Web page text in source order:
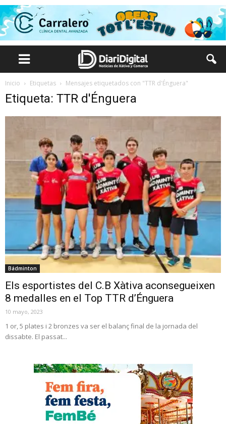
Inicio Etiquetas Mensajes etiquetados con "TTR d'Énguera"
Etiqueta: TTR d'Énguera
Bádminton
Els esportistes del C.B Xàtiva aconsegueixen
8 medalles en el Top TTR d’Énguera
10 mayo, 2023
1 or, 5 plates i 2 bronzes va ser el balanç final de la jornada del
dissabte. El passat...